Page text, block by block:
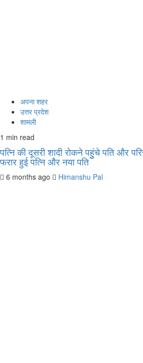
अपना शहर
उत्तर प्रदेश
शामली
1 min read
पत्नि की दूसरी शादी रोकने पहुुंचे पति और
फरार हुई पत्नि और नया पति
6 months ago Himanshu Pal